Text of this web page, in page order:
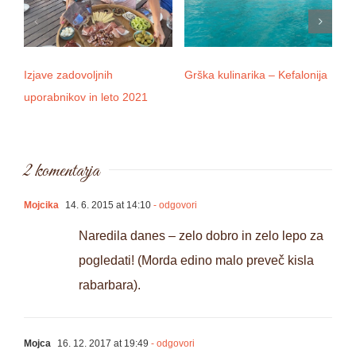
Izjave zadovoljnih
uporabnikov in leto 2021
Grška kulinarika – Kefalonija
2 komentarja
Mojcika 14. 6. 2015 at 14:10 - odgovori
Naredila danes – zelo dobro in zelo lepo za
pogledati! (Morda edino malo preveč kisla
rabarbara).
Mojca 16. 12. 2017 at 19:49 - odgovori